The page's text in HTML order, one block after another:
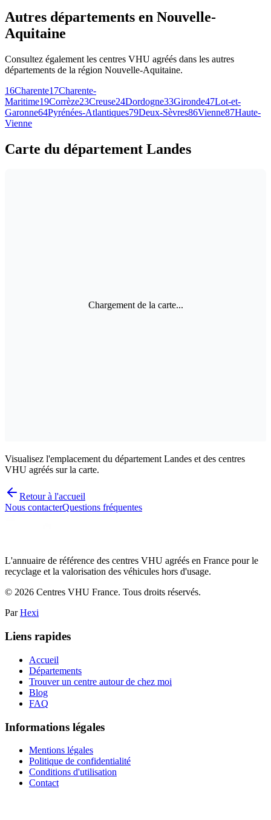
Autres départements en Nouvelle-
Aquitaine
Consultez également les centres VHU agréés dans les autres
départements de la région Nouvelle-Aquitaine.
16Charente17Charente-
Maritime19Corrèze23Creuse24Dordogne33Gironde47Lot-et-
Garonne64Pyrénées-Atlantiques79Deux-Sèvres86Vienne87Haute-
Vienne
Carte du département Landes
Chargement de la carte...
Visualisez l'emplacement du département Landes et des centres
VHU agréés sur la carte.
Retour à l'accueil
Nous contacterQuestions fréquentes
L'annuaire de référence des centres VHU agréés en France pour le
recyclage et la valorisation des véhicules hors d'usage.
© 2026 Centres VHU France. Tous droits réservés.
Par Hexi
Liens rapides
Accueil
Départements
Trouver un centre autour de chez moi
Blog
FAQ
Informations légales
Mentions légales
Politique de confidentialité
Conditions d'utilisation
Contact